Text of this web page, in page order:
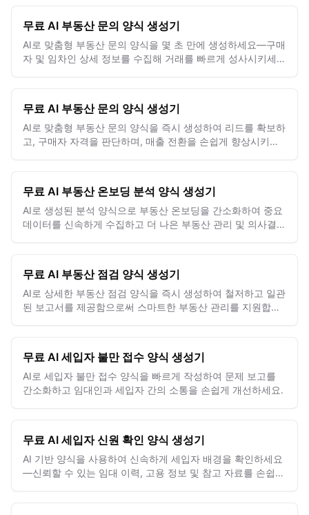
무료 AI 부동산 문의 양식 생성기
AI로 맞춤형 부동산 문의 양식을 몇 초 만에 생성하세요—구매
자 및 임차인 상세 정보를 수집해 거래를 빠르게 성사시키세
무료 AI 부동산 문의 양식 생성기
AI로 맞춤형 부동산 문의 양식을 즉시 생성하여 리드를 확보하
고, 구매자 자격을 판단하며, 매출 전환을 손쉽게 향상시키세
무료 AI 부동산 온보딩 분석 양식 생성기
AI로 생성된 분석 양식으로 부동산 온보딩을 간소화하여 중요
데이터를 신속하게 수집하고 더 나은 부동산 관리 및 의사결정
무료 AI 부동산 점검 양식 생성기
AI로 상세한 부동산 점검 양식을 즉시 생성하여 철저하고 일관
된 보고서를 제공함으로써 스마트한 부동산 관리를 지원합니
무료 AI 세입자 불만 접수 양식 생성기
AI로 세입자 불만 접수 양식을 빠르게 작성하여 문제 보고를
간소화하고 임대인과 세입자 간의 소통을 손쉽게 개선하세요.
무료 AI 세입자 신원 확인 양식 생성기
AI 기반 양식을 사용하여 신속하게 세입자 배경을 확인하세요
—신뢰할 수 있는 임대 이력, 고용 정보 및 참고 자료를 손쉽게